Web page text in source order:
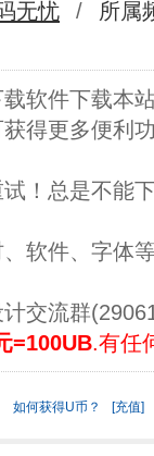
无忧 /
所属
软件下载本
得更多便利
！总是不能
软件、字体
交流群
=100UB.有任
如何获得U币？ [充值]